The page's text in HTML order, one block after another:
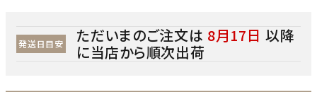
発送日目安 ただいまのご注文は 8月17日 以降
に当店から順次出荷